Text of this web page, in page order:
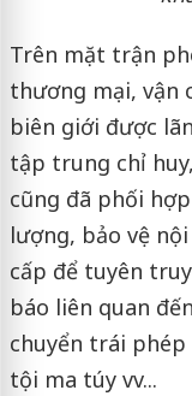
Trên mặt trận
thương mại, vận
biên giới được
tập trung chỉ
cũng đã phối
lượng, bảo vệ
cấp để tuyên
báo liên quan
chuyển trái
tội ma túy vv...